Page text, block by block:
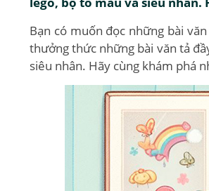
Bạn có muốn đọc những bài
thưởng thức những bài văn tả
siêu nhân. Hãy cùng khám phá